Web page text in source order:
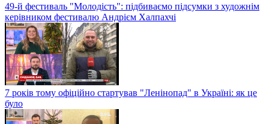
49-й фестиваль "Молодість": підбиваємо підсумки з художнім
керівником фестивалю Андрієм Халпахчі
7 років тому офіційно стартував "Ленінопад" в Україні: як це
було